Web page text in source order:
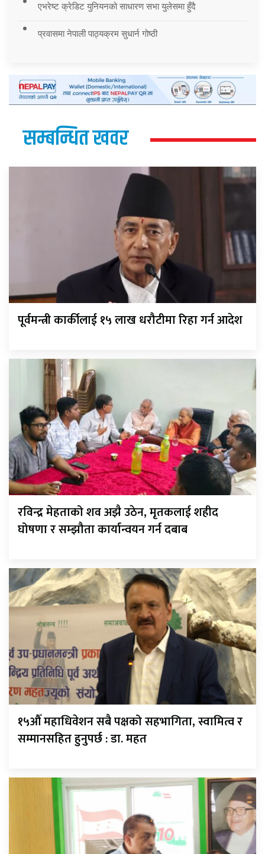
एभरेष्ट क्रेडिट युनियनको साधारण सभा युलेसमा हुँदै
प्रवासमा नेपाली पाठ्यक्रम सुधार्न गोष्ठी
सम्बन्धित खवर
पूर्वमन्त्री कार्कीलाई १५ लाख धरौटीमा रिहा गर्न आदेश
रविन्द्र मेहताको शव अझै उठेन, मृतकलाई शहीद
घोषणा र सम्झौता कार्यान्वयन गर्न दबाब
१५औँ महाधिवेशन सबै पक्षको सहभागिता, स्वामित्व र
सम्मानसहित हुनुपर्छ : डा. महत